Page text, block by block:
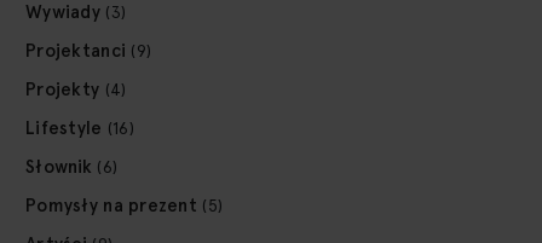
Wywiady (3)
Projektanci (9)
Projekty (4)
Lifestyle (16)
Słownik (6)
Pomysły na prezent (5)